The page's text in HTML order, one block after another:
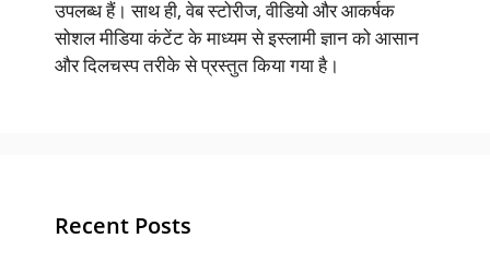
उपलब्ध हैं। साथ ही, वेब स्टोरीज, वीडियो और आकर्षक
सोशल मीडिया कंटेंट के माध्यम से इस्लामी ज्ञान को आसान
और दिलचस्प तरीके से प्रस्तुत किया गया है।
Recent Posts